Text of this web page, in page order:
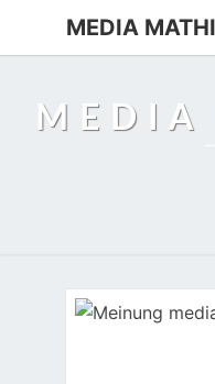
MEDIA
MEDIA